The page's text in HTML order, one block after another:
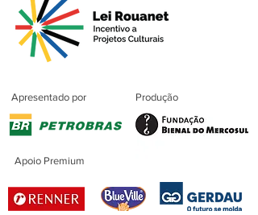
Apresentado por Produção
Apoio Premium